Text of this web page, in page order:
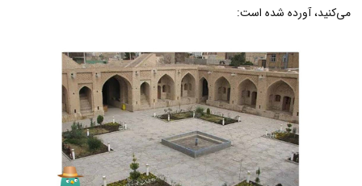
می‌کنید، آورده شده است: